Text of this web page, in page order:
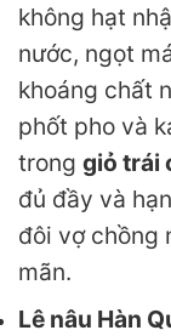
không hạt
nước, ngọt
khoáng chất
phốt pho và
trong giỏ trái
đủ đầy và
đôi vợ chồng
mãn.
Lê nâu Hàn